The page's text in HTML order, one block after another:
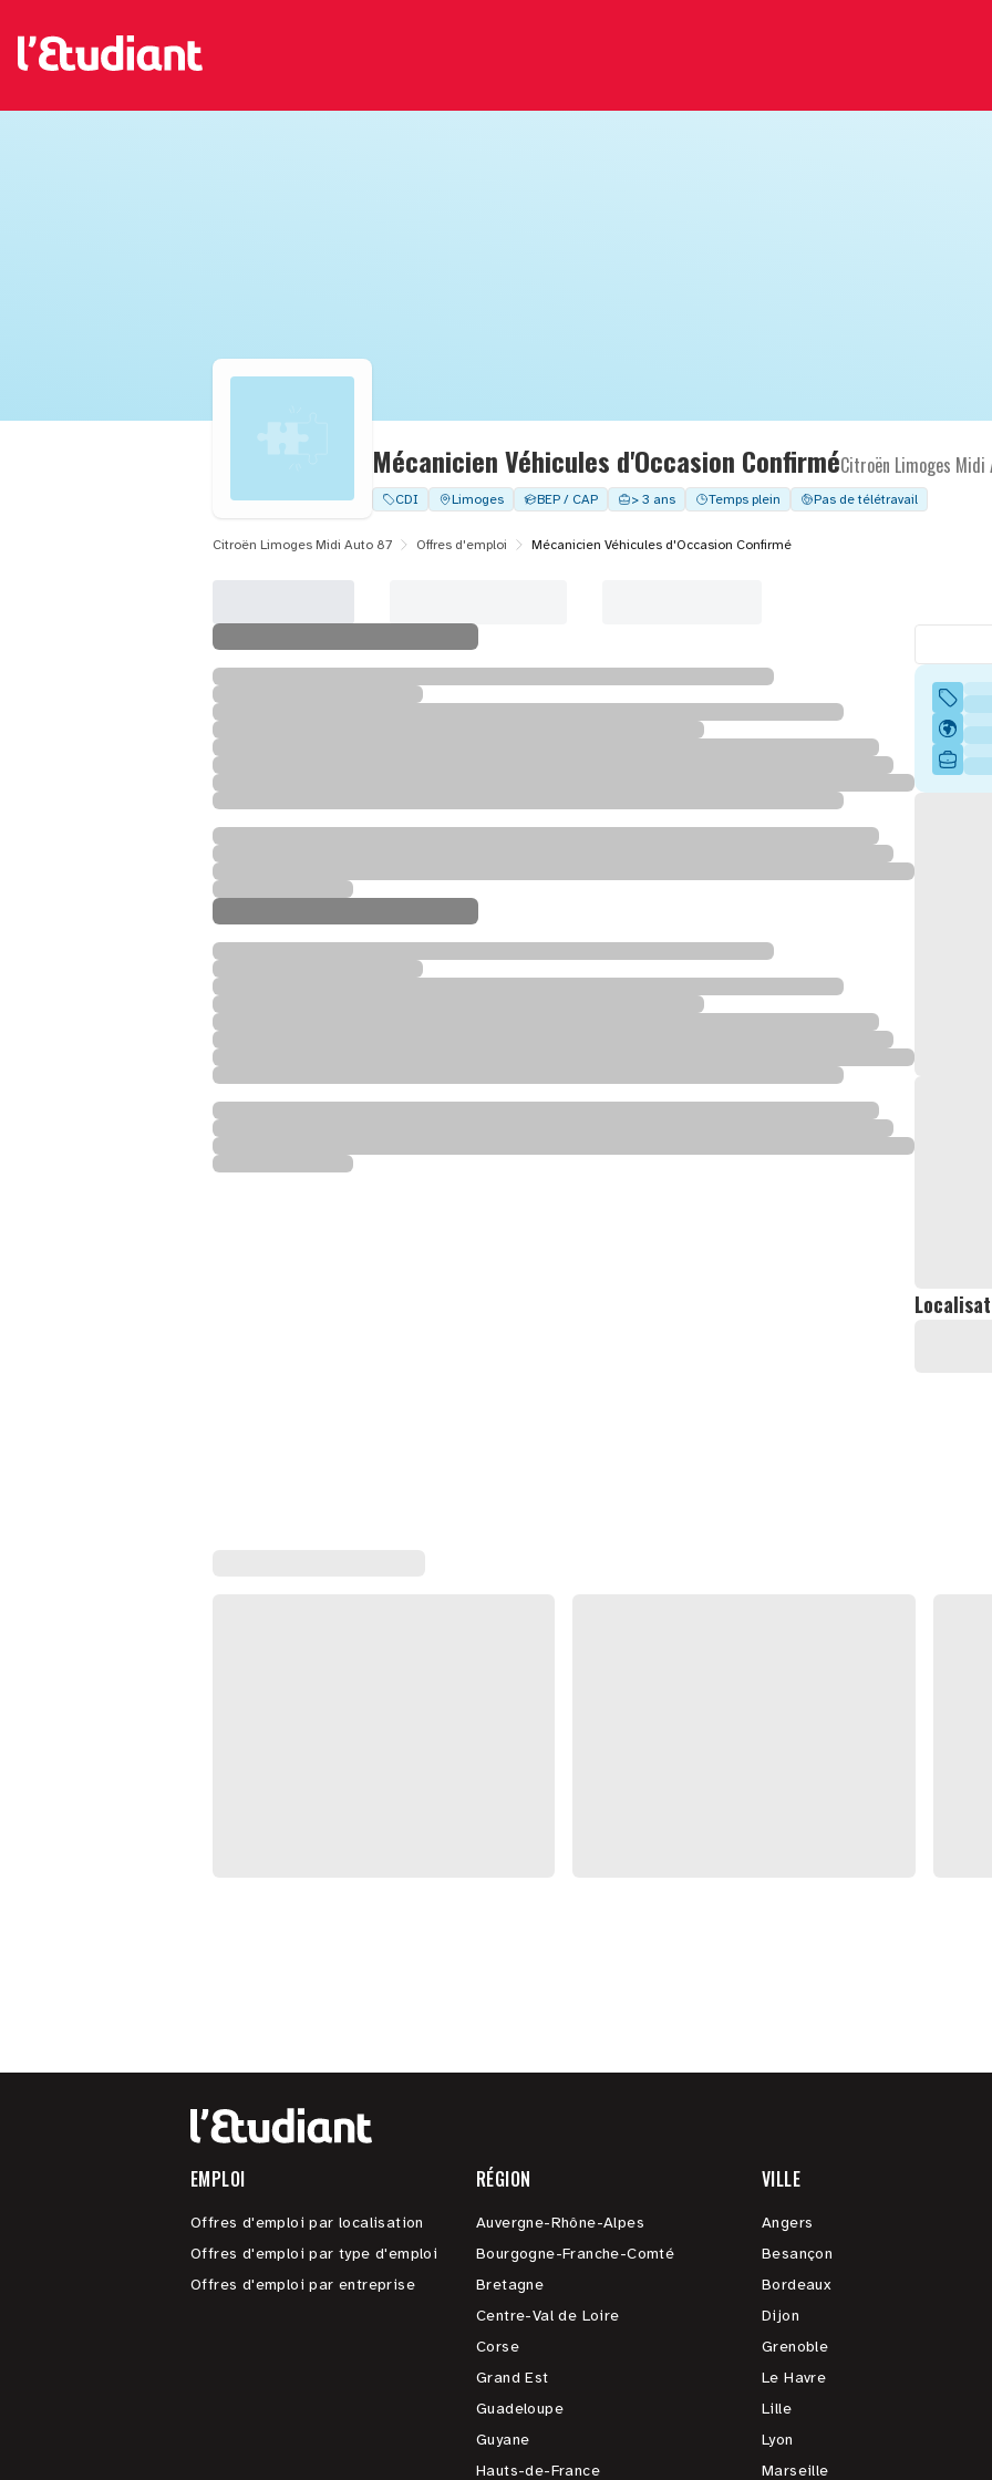
Mécanicien Véhicules d'Occasion ConfirméCitroën Limoges Midi
CDI Limoges BEP / CAP > 3 ans Temps plein Pas de télétravail
Citroën Limoges Midi Auto 87 Offres d'emploi Mécanicien Véhicules d'Occasion Confirmé
EMPLOI
Offres d'emploi par localisation
Offres d'emploi par type d'emploi
Offres d'emploi par entreprise
RÉGION
Auvergne-Rhône-Alpes
Bourgogne-Franche-Comté
Bretagne
Centre-Val de Loire
Corse
Grand Est
Guadeloupe
Guyane
Hauts-de-France
VILLE
Angers
Besançon
Bordeaux
Dijon
Grenoble
Le Havre
Lille
Lyon
Marseille